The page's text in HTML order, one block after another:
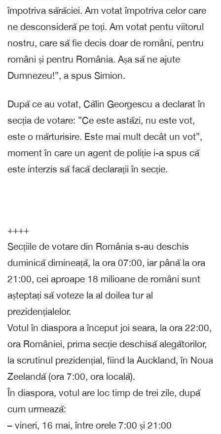
împotriva sărăciei. Am votat împotriva celor care
ne desconsideră pe toți. Am votat pentu viitorul
nostru, care să fie decis doar de români, pentru
români și pentru România. Așa să ne ajute
Dumnezeu!”, a spus Simion.
După ce au votat, Călin Georgescu a declarat în
secția de votare: ”Ce este astăzi, nu este vot,
este o mărturisire. Este mai mult decât un vot”,
moment în care un agent de poliție i-a spus că
este interzis să facă declarații în secție.
++++
Secțiile de votare din România s-au deschis
duminică dimineață, la ora 07:00, iar până la ora
21:00, cei aproape 18 milioane de români sunt
așteptați să voteze la al doilea tur al
prezidențialelor.
Votul în diaspora a început joi seara, la ora 22:00,
ora României, prima secție deschisă alegătorilor,
la scrutinul prezidențial, fiind la Auckland, în Noua
Zeelandă (ora 7:00, ora locală).
În diaspora, votul are loc timp de trei zile, după
cum urmează:
– vineri, 16 mai, între orele 7:00 și 21:00